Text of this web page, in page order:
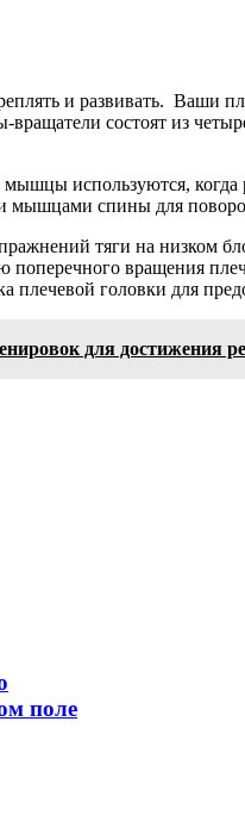
и развивать. Ваши
состоят из
используются,
спины для
тяги на низком
вращения
головки для
для достижения
поле